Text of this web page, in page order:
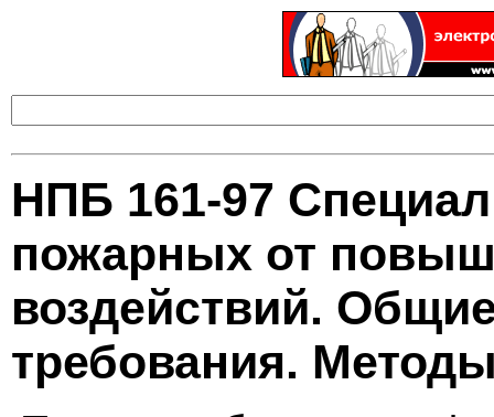
НПБ 161-97
пожарных от
воздействий.
требования.